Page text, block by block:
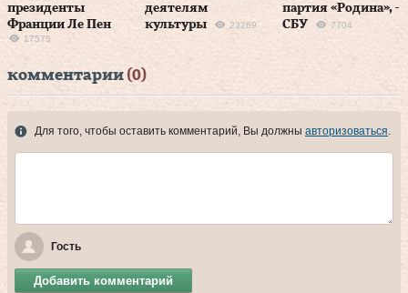
президенты
Франции Ле Пен
17575
деятелям
культуры
23269
партия «Родина», -
СБУ
7704
комментарии (0)
Для того, чтобы оставить комментарий, Вы должны авторизоваться.
Гость
Добавить комментарий